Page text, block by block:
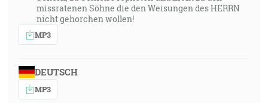
missratenen Söhne die den Weisungen des HERRN
nicht gehorchen wollen!
MP3
DEUTSCH
MP3